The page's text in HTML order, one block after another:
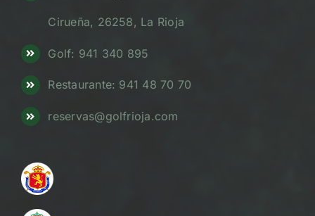
Cirueña, 26258, La Rioja
Golf: 941 340 895
Restaurante: 941 48 70 70
reservas@golfrioja.com